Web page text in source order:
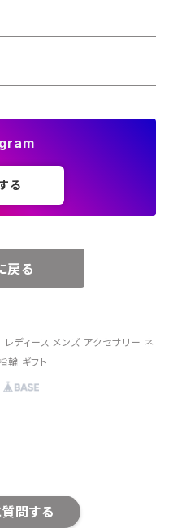
問する
る
戻る
ィース メンズ アクセサリー ネ
輪 ギフト